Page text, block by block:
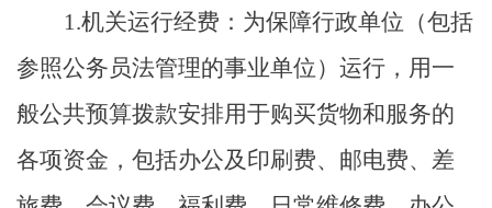
1.机关运行经费： 为保障行政单位（包括
参照公务员法管理的事业单位）运行，用一
般公共预算拨款安排用于购买货物和服务的
各项资金，包括办公及印刷费、邮电费、差